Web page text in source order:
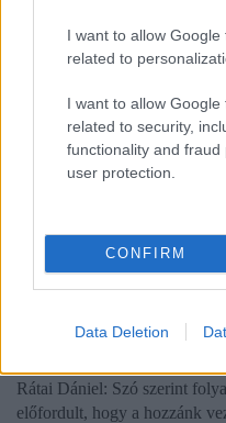
I want to allow
related to
I want to allow
related to security,
functionality and
user protection.
CONFIRM
Data Deletion
munkája. Dániel általános
édesapja, Rátai János a cég
szoftverfejlesztő, egy
formatervező ergonómus –
egészíti ki. A cég március
világ legnagyobb
Hogyan fogadták a Leót az
Rátai Dániel: Szó szerint
előfordult, hogy a hozzánk